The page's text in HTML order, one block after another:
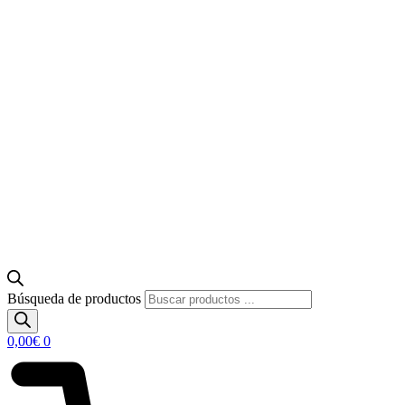
Búsqueda de productos
0,00€ 0